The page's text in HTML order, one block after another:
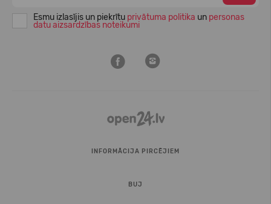
Esmu izlasījis un piekrītu privātuma politika un personas
datu aizsardzības noteikumi
INFORMĀCIJA PIRCĒJIEM
BUJ